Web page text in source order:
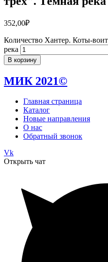
352,00₽
Количество Хантер. Коты-
река
В корзину
МИК 2021©
Главная страница
Каталог
Новые направления
О нас
Обратный звонок
Vk
Открыть чат